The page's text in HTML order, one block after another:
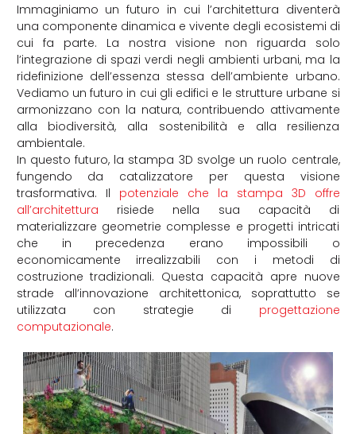
Immaginiamo un futuro in cui l’architettura diventerà
una componente dinamica e vivente degli ecosistemi di
cui fa parte. La nostra visione non riguarda solo
l’integrazione di spazi verdi negli ambienti urbani, ma la
ridefinizione dell’essenza stessa dell’ambiente urbano.
Vediamo un futuro in cui gli edifici e le strutture urbane si
armonizzano con la natura, contribuendo attivamente
alla biodiversità, alla sostenibilità e alla resilienza
ambientale.
In questo futuro, la stampa 3D svolge un ruolo centrale,
fungendo da catalizzatore per questa visione
trasformativa. Il potenziale che la stampa 3D offre
all’architettura risiede nella sua capacità di
materializzare geometrie complesse e progetti intricati
che in precedenza erano impossibili o
economicamente irrealizzabili con i metodi di
costruzione tradizionali. Questa capacità apre nuove
strade all’innovazione architettonica, soprattutto se
utilizzata con strategie di progettazione
computazionale.